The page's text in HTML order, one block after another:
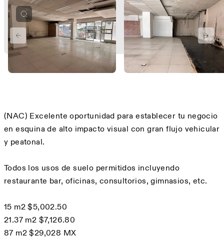
PREVIOUS SLIDE
Description
(NAC) Excelente oportunidad para establecer tu negocio
en esquina de alto impacto visual con gran flujo vehicular
y peatonal.
Todos los usos de suelo permitidos incluyendo
restaurante bar, oficinas, consultorios, gimnasios, etc.
15 m2 $5,002.50
21.37 m2 $7,126.80
87 m2 $29,028 MX